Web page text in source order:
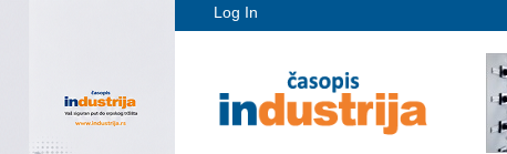
Log In